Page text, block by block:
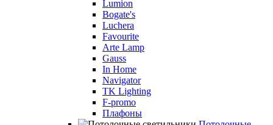
Lumion
Bogate's
Luchera
Favourite
Arte Lamp
Gauss
In Home
Navigator
TK Lighting
F-promo
Плафоны